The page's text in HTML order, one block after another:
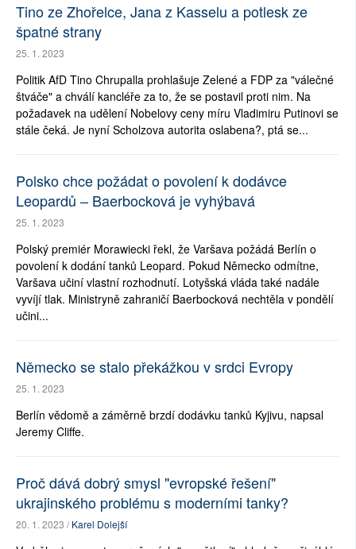
Tino ze Zhořelce, Jana z Kasselu a potlesk ze
špatné strany
25. 1. 2023
Politik AfD Tino Chrupalla prohlašuje Zelené a FDP za "válečné
štváče" a chválí kancléře za to, že se postavil proti nim. Na
požadavek na udělení Nobelovy ceny míru Vladimiru Putinovi se
stále čeká. Je nyní Scholzova autorita oslabena?, ptá se...
Polsko chce požádat o povolení k dodávce
Leopardů – Baerbocková je vyhýbavá
25. 1. 2023
Polský premiér Morawiecki řekl, že Varšava požádá Berlín o
povolení k dodání tanků Leopard. Pokud Německo odmítne,
Varšava učiní vlastní rozhodnutí. Lotyšská vláda také nadále
vyvíjí tlak. Ministryně zahraničí Baerbocková nechtěla v pondělí
učini...
Německo se stalo překážkou v srdci Evropy
25. 1. 2023
Berlín vědomě a záměrně brzdí dodávku tanků Kyjivu, napsal
Jeremy Cliffe.
Proč dává dobrý smysl "evropské řešení"
ukrajinského problému s moderními tanky?
20. 1. 2023 /Karel Dolejší